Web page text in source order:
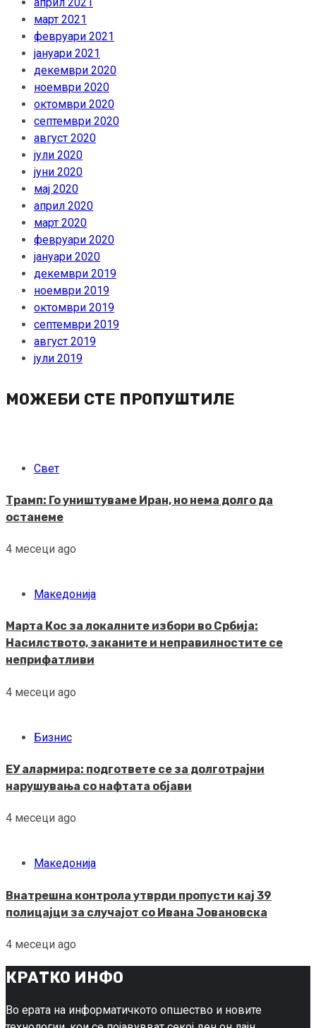
март 2021
февруари 2021
јануари 2021
декември 2020
ноември 2020
октомври 2020
септември 2020
август 2020
јули 2020
јуни 2020
мај 2020
април 2020
март 2020
февруари 2020
јануари 2020
декември 2019
ноември 2019
октомври 2019
септември 2019
август 2019
јули 2019
МОЖЕБИ СТЕ ПРОПУШТИЛЕ
Свет
Трамп: Го уништуваме Иран, но нема долго да
останеме
4 месеци ago
Македонија
Марта Кос за локалните избори во Србија:
Насилството, заканите и неправилностите се
неприфатливи
4 месеци ago
Бизнис
ЕУ алармира: подгответе се за долготрајни
нарушувања со нафтата објави
4 месеци ago
Македонија
Внатрешна контрола утврди пропусти кај 39
полицајци за случајот со Ивана Јовановска
4 месеци ago
КРАТКО ИНФО
Во ерата на информатичкото опшество и новите